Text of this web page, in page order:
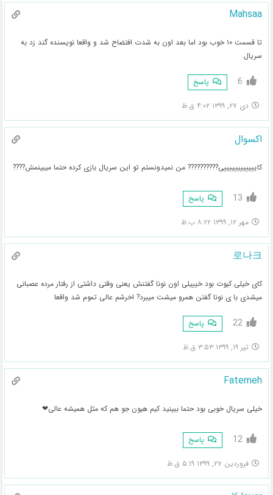
Mahsaa
تا قسمت ۱۰ خوب بود اما بعد اون به شدت افتضاح شد و واقعا نویسنده گند زد به
سریال.
6 پاسخ
دی ۲۷, ۱۳۹۹ ۴:۰۲ ق.ظ
اکسوال
کاییییییییییییی?????????? من نمیدونستم تو این سریال بازی کرده حتما میبینمش????
13 پاسخ
مهر ۱۲, ۱۳۹۹ ۸:۲۲ ب.ظ
로나크
کای خیلی کیوت بود خیییلی اون نونا گفتنش یعنی وقتی داشتی از رفتار مرده عصبانی
میشدی با ی نونا گفتن همرو میشت میبرد? اخرشم عالی تموم شد واقعا
22 پاسخ
تیر ۱۹, ۱۳۹۹ ۳:۵۳ ق.ظ
Fatemeh
خیلی سریال خوبی بود حتما ببینید کیم هیون جو هم که مثل همیشه عالی❤
12 پاسخ
فروردین ۲۷, ۱۳۹۹ ۵:۱۹ ق.ظ